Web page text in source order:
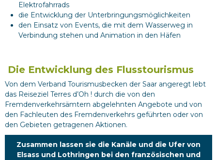
Elektrofahrrads
die Entwicklung der Unterbringungsmöglichkeiten
den Einsatz von Events, die mit dem Wasserweg in
Verbindung stehen und Animation in den Häfen
Die Entwicklung des Flusstourismus
Von dem Verband Tourismusbecken der Saar angeregt lebt
das Reiseziel Terres d’Oh ! durch die von den
Fremdenverkehrsämtern abgelehnten Angebote und von
den Fachleuten des Fremdenverkehrs geführten oder von
den Gebieten getragenen Aktionen.
Zusammen lassen sie die Kanäle und die Ufer von
Elsass und Lothringen bei den französischen und